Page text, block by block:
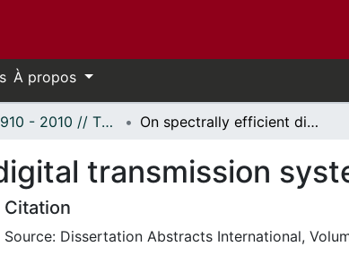
À propos
Thèses, 1910 - 2010 // Theses, 1910 - 2010 On spectrally efficient digital transmission systems.
transmission
Citation
Source: Dissertation Abstracts International,